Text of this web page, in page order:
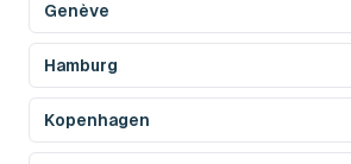
Genève
Hamburg
Kopenhagen